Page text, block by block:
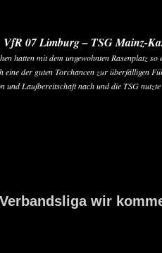
VfR 07 Limburg – TSG Mainz-
hatten mit dem ungewohnten Rasenplatz
der guten Torchancen zur überfälligen
und Laufbereitschaft nach und die TSG
wir